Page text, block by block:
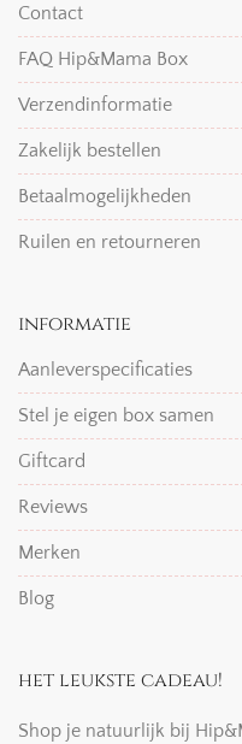
Contact
FAQ Hip&Mama Box
Verzendinformatie
Zakelijk bestellen
Betaalmogelijkheden
Ruilen en retourneren
informatie
Aanleverspecificaties
Stel je eigen box samen
Giftcard
Reviews
Merken
Blog
het leukste cadeau!
Shop je natuurlijk bij